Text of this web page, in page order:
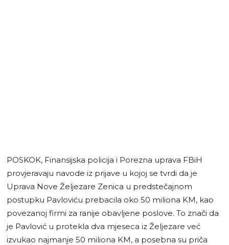
POSKOK, Finansijska policija i Porezna uprava FBiH
provjeravaju navode iz prijave u kojoj se tvrdi da je
Uprava Nove Željezare Zenica u predstečajnom
postupku Pavloviću prebacila oko 50 miliona KM, kao
povezanoj firmi za ranije obavljene poslove. To znači da
je Pavlović u protekla dva mjeseca iz Željezare već
izvukao najmanje 50 miliona KM, a posebna su priča